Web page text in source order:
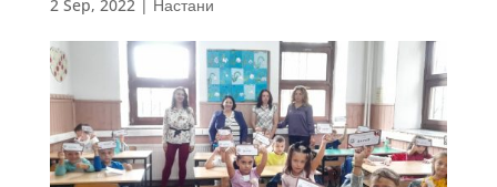
2 Sep, 2022| Настани